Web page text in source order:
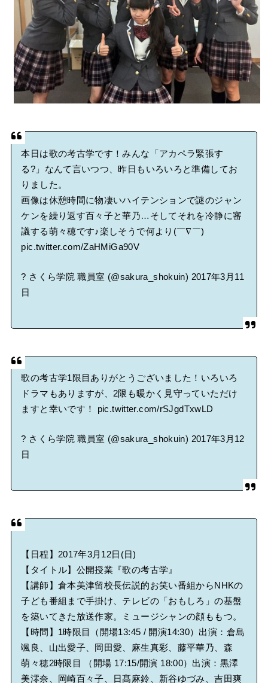
Powered by livedoor 相互RSS
本日は歌の考古学です！みんな「アカペラ緊張す
る?」なんて言いつつ、昨日もいろいろと準備してお
りました。
画像は休憩時間に物凄いハイテンションで謎のジャン
ケンを繰り返す百々子と華乃…そしてそれを冷静に審
議する萌々穂です♪楽しそうで何より(￣∇￣)
pic.twitter.com/ZaHMiGa90V
? さくら学院 職員室 (@sakura_shokuin) 2017年3月11
日
歌の考古学1限目ありがとうございました！いろいろ
ドラマもありますが、2限も暖かく見守っていただけ
ますと幸いです！ pic.twitter.com/rSJgdTxwLD
? さくら学院 職員室 (@sakura_shokuin) 2017年3月12
日
【日程】2017年3月12日(日)
【タイトル】公開授業『歌の考古学』
【講師】倉本美津留校長伝説的お笑い番組からNHKの
子ども番組まで手掛け、テレビの「おもしろ」の基盤
を築いてきた放送作家。ミュージシャンの顔ももつ。
【時間】1時限目（開場13:45 / 開演14:30）出演：倉島
颯良、山出愛子、岡田愛、麻生真彩、藤平華乃、森
萌々穂2時限目 （開場 17:15/開演 18:00）出演：黒澤
美澪奈、岡崎百々子、日髙麻鈴、新谷ゆづみ、吉田爽